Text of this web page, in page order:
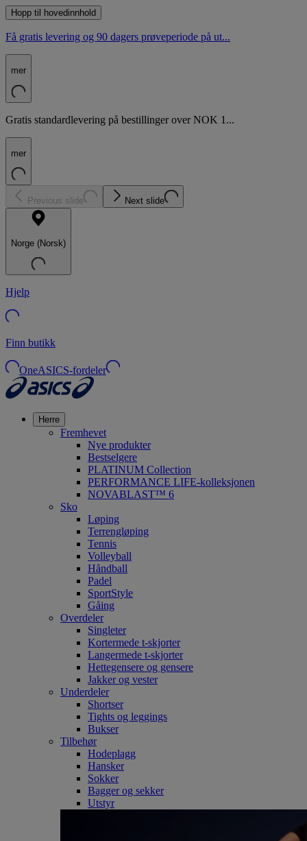
Hopp til hovedinnhold
Få gratis levering og 90 dagers prøveperiode på ut...
mer
Gratis standardlevering på bestillinger over NOK 1...
mer
Previous slide Next slide
Norge (Norsk)
Hjelp
Finn butikk
OneASICS-fordeler
Herre
Fremhevet
Nye produkter
Bestselgere
PLATINUM Collection
PERFORMANCE LIFE-kolleksjonen
NOVABLAST™ 6
Sko
Løping
Terrengløping
Tennis
Volleyball
Håndball
Padel
SportStyle
Gåing
Overdeler
Singleter
Kortermede t-skjorter
Langermede t-skjorter
Hettegensere og gensere
Jakker og vester
Underdeler
Shortser
Tights og leggings
Bukser
Tilbehør
Hodeplagg
Hansker
Sokker
Bagger og sekker
Utstyr